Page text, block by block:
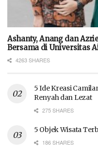
Ashanty, Anang dan
Bersama di Universitas
4263 SHARES
5 Ide Kreasi
Renyah dan Lezat
275 SHARES
5 Objek Wisata
186 SHARES